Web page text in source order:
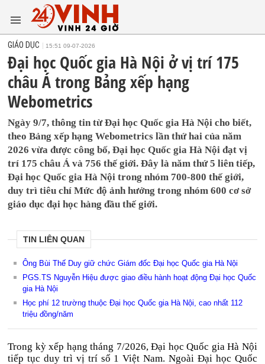
GIÁO DỤC 15:51 09-07-2026
Đại học Quốc gia Hà Nội ở vị trí 175
châu Á trong Bảng xếp hạng
Webometrics
Ngày 9/7, thông tin từ Đại học Quốc gia Hà Nội cho biết,
theo Bảng xếp hạng Webometrics lần thứ hai của năm
2026 vừa được công bố, Đại học Quốc gia Hà Nội đạt vị
trí 175 châu Á và 756 thế giới. Đây là năm thứ 5 liên tiếp,
Đại học Quốc gia Hà Nội trong nhóm 700-800 thế giới,
duy trì tiêu chí Mức độ ảnh hưởng trong nhóm 600 cơ sở
giáo dục đại học hàng đầu thế giới.
TIN LIÊN QUAN
Ông Bùi Thế Duy giữ chức Giám đốc Đại học Quốc gia Hà Nội
PGS.TS Nguyễn Hiệu được giao điều hành hoạt động Đại học Quốc
gia Hà Nội
Học phí 12 trường thuộc Đại học Quốc gia Hà Nội, cao nhất 112
triệu đồng/năm
Trong kỳ xếp hạng tháng 7/2026, Đại học Quốc gia Hà Nội
tiếp tục duy trì vị trí số 1 Việt Nam. Ngoài Đại học Quốc